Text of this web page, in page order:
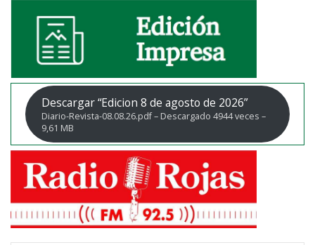
Descargar “Edicion 8 de agosto de 2026”
Diario-Revista-08.08.26.pdf – Descargado 4944 veces –
9,61 MB